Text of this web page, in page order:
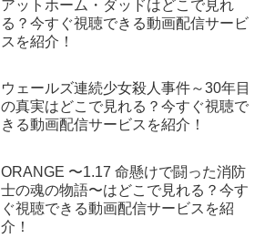
アットホーム・ダッドはどこで見れ
る？今すぐ視聴できる動画配信サービ
スを紹介！
ウェールズ連続少女殺人事件～30年目
の真実はどこで見れる？今すぐ視聴で
きる動画配信サービスを紹介！
ORANGE 〜1.17 命懸けで闘った消防
士の魂の物語〜はどこで見れる？今す
ぐ視聴できる動画配信サービスを紹
介！